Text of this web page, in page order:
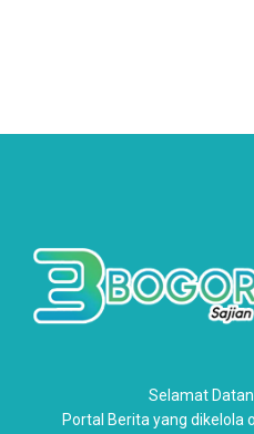
Selamat
Portal Berita yang dikelola